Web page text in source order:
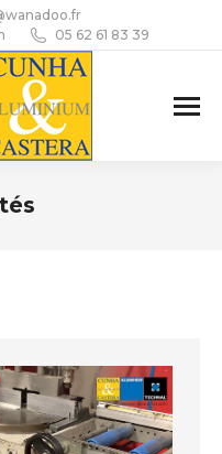
05 62 61 83 39